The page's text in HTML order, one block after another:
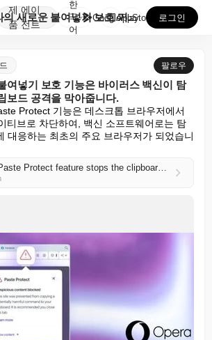
제
품
에이
전트
오페라의 새로운 붙여넣기 보호 기능은 바이러스 백신이 ...
한
국
어
GooglePlay
AppStore 로그인
팔로우
여넣기 보호 기능은 바이러스 백신이 탐
보드 공격을 막아줍니다.
Protect 기능은 데스크톱 브라우저에서
티브로 차단하여, 백신 소프트웨어로는 탐
대응하는 최초의 주요 브라우저가 되었습니
Opera’s new Paste Protect feature stops the clipboard attack your antivirus can’t catch